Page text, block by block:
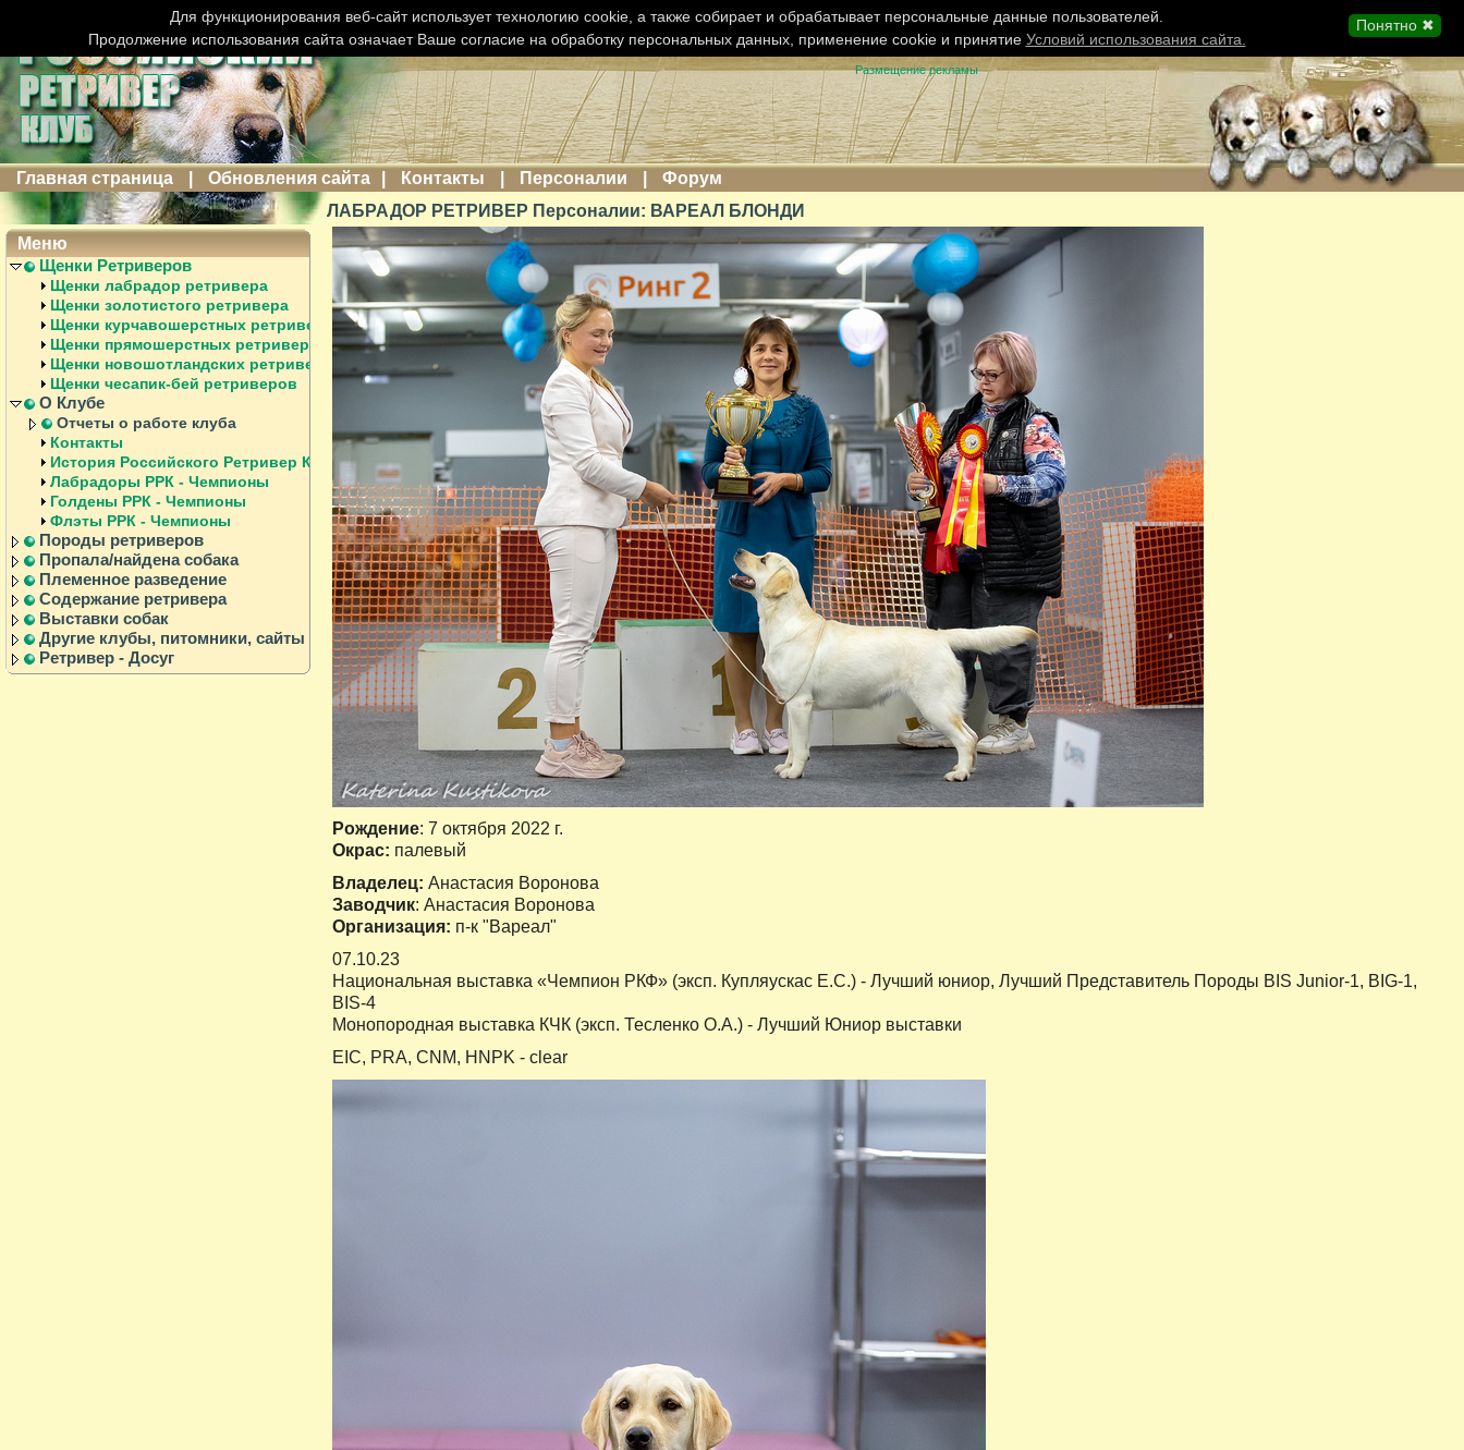
Размещение рекламы
Главная страница Обновления сайта Контакты Персоналии
Форум
ЛАБРАДОР РЕТРИВЕР Персоналии: ВАРЕАЛ БЛОНДИ
Рождение: 7 октября 2022 г.
Окрас: палевый
Владелец: Анастасия Воронова
Заводчик: Анастасия Воронова
Организация: п-к "Вареал"
07.10.23
Национальная выставка «Чемпион РКФ» (эксп. Купляускас Е.С.) - Лучший юниор, Лучший Представитель Породы BIS Junior-1, BIG-1,
BIS-4
Монопородная выставка КЧК (эксп. Тесленко О.А.) - Лучший Юниор выставки
EIC, PRA, CNM, HNPK - clear
Меню
Щенки Ретриверов
Щенки лабрадор ретривера
Щенки золотистого ретривера
Щенки курчавошерстных ретриверов
Щенки прямошерстных ретриверов
Щенки новошотландских ретриверов
Щенки чесапик-бей ретриверов
О Клубе
Отчеты о работе клуба
Контакты
История Российского Ретривер Клуба
Лабрадоры РРК - Чемпионы
Голдены РРК - Чемпионы
Флэты РРК - Чемпионы
Породы ретриверов
Пропала/найдена собака
Племенное разведение
Содержание ретривера
Выставки собак
Другие клубы, питомники, сайты
Ретривер - Досуг
Понятно ✖
Для функционирования веб-сайт использует технологию cookie, а также собирает и обрабатывает персональные данные пользователей.
Продолжение использования сайта означает Ваше согласие на обработку персональных данных, применение cookie и принятие Условий использования сайта.